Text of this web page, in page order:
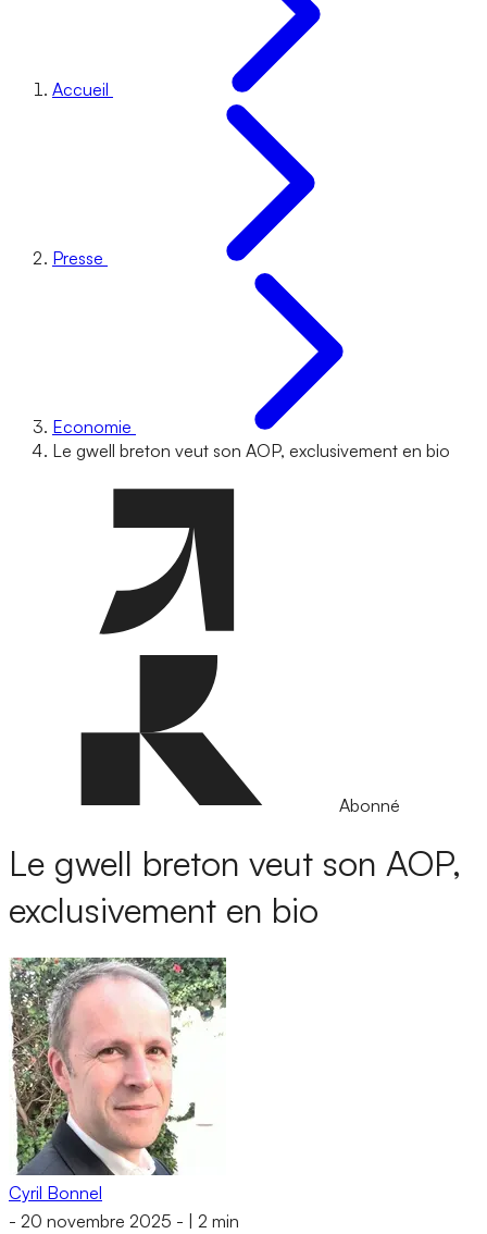
Accueil
Presse
Economie
Le gwell breton veut son AOP, exclusivement en bio
Abonné
Le gwell breton veut son AOP,
exclusivement en bio
Cyril Bonnel
- 20 novembre 2025 - 2 min